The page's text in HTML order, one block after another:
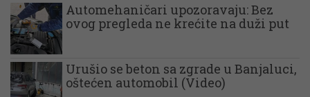
Automehaničari upozoravaju: Bez
ovog pregleda ne krećite na duži put
Urušio se beton sa zgrade u Banjaluci,
oštećen automobil (Video)